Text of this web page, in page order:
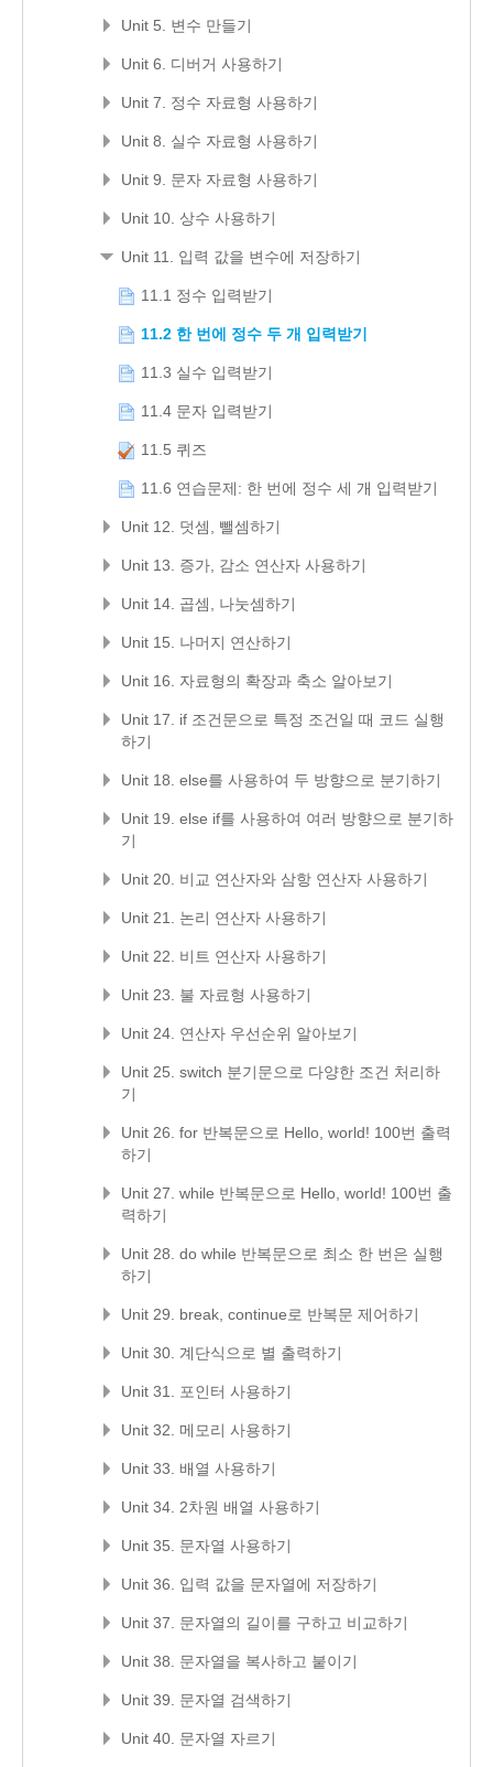
Unit 5. 변수 만들기
Unit 6. 디버거 사용하기
Unit 7. 정수 자료형 사용하기
Unit 8. 실수 자료형 사용하기
Unit 9. 문자 자료형 사용하기
Unit 10. 상수 사용하기
Unit 11. 입력 값을 변수에 저장하기
11.1 정수 입력받기
11.2 한 번에 정수 두 개 입력받기
11.3 실수 입력받기
11.4 문자 입력받기
11.5 퀴즈
11.6 연습문제: 한 번에 정수 세 개 입력받기
Unit 12. 덧셈, 뺄셈하기
Unit 13. 증가, 감소 연산자 사용하기
Unit 14. 곱셈, 나눗셈하기
Unit 15. 나머지 연산하기
Unit 16. 자료형의 확장과 축소 알아보기
Unit 17. if 조건문으로 특정 조건일 때 코드 실행
하기
Unit 18. else를 사용하여 두 방향으로 분기하기
Unit 19. else if를 사용하여 여러 방향으로 분기하
기
Unit 20. 비교 연산자와 삼항 연산자 사용하기
Unit 21. 논리 연산자 사용하기
Unit 22. 비트 연산자 사용하기
Unit 23. 불 자료형 사용하기
Unit 24. 연산자 우선순위 알아보기
Unit 25. switch 분기문으로 다양한 조건 처리하
기
Unit 26. for 반복문으로 Hello, world! 100번 출력
하기
Unit 27. while 반복문으로 Hello, world! 100번 출
력하기
Unit 28. do while 반복문으로 최소 한 번은 실행
하기
Unit 29. break, continue로 반복문 제어하기
Unit 30. 계단식으로 별 출력하기
Unit 31. 포인터 사용하기
Unit 32. 메모리 사용하기
Unit 33. 배열 사용하기
Unit 34. 2차원 배열 사용하기
Unit 35. 문자열 사용하기
Unit 36. 입력 값을 문자열에 저장하기
Unit 37. 문자열의 길이를 구하고 비교하기
Unit 38. 문자열을 복사하고 붙이기
Unit 39. 문자열 검색하기
Unit 40. 문자열 자르기